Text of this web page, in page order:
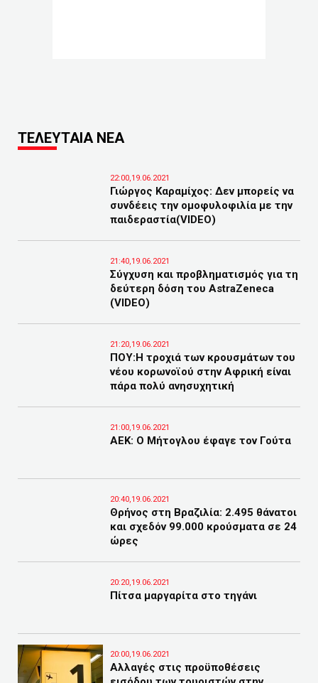
ΤΕΛΕΥΤΑΙΑ ΝΕΑ
22:00,19.06.2021
Γιώργος Καραμίχος: Δεν μπορείς να
συνδέεις την ομοφυλοφιλία με την
παιδεραστία(VIDEO)
21:40,19.06.2021
Σύγχυση και προβληματισμός για τη
δεύτερη δόση του AstraZeneca
(VIDEO)
21:20,19.06.2021
ΠΟΥ:Η τροχιά των κρουσμάτων του
νέου κορωνοϊού στην Αφρική είναι
πάρα πολύ ανησυχητική
21:00,19.06.2021
ΑΕΚ: Ο Μήτογλου έφαγε τον Γούτα
20:40,19.06.2021
Θρήνος στη Βραζιλία: 2.495 θάνατοι
και σχεδόν 99.000 κρούσματα σε 24
ώρες
20:20,19.06.2021
Πίτσα μαργαρίτα στο τηγάνι
20:00,19.06.2021
Αλλαγές στις προϋποθέσεις